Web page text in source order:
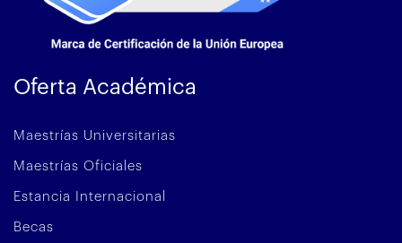
Oferta Académica
Maestrías Universitarias
Maestrías Oficiales
Estancia Internacional
Becas